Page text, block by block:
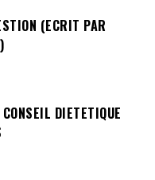
(ECRIT PAR
DIETETIQUE